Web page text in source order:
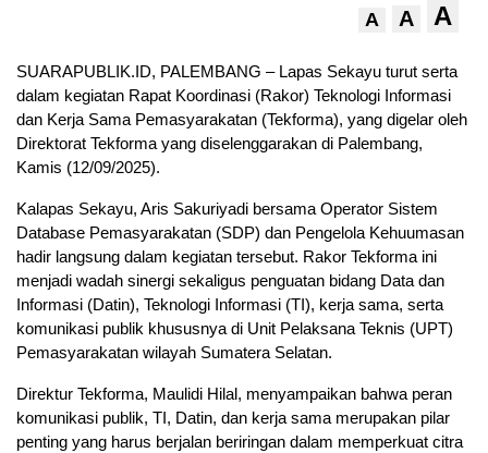
A A A
SUARAPUBLIK.ID, PALEMBANG – Lapas Sekayu turut serta
dalam kegiatan Rapat Koordinasi (Rakor) Teknologi Informasi
dan Kerja Sama Pemasyarakatan (Tekforma), yang digelar oleh
Direktorat Tekforma yang diselenggarakan di Palembang,
Kamis (12/09/2025).
Kalapas Sekayu, Aris Sakuriyadi bersama Operator Sistem
Database Pemasyarakatan (SDP) dan Pengelola Kehuumasan
hadir langsung dalam kegiatan tersebut. Rakor Tekforma ini
menjadi wadah sinergi sekaligus penguatan bidang Data dan
Informasi (Datin), Teknologi Informasi (TI), kerja sama, serta
komunikasi publik khususnya di Unit Pelaksana Teknis (UPT)
Pemasyarakatan wilayah Sumatera Selatan.
Direktur Tekforma, Maulidi Hilal, menyampaikan bahwa peran
komunikasi publik, TI, Datin, dan kerja sama merupakan pilar
penting yang harus berjalan beriringan dalam memperkuat citra